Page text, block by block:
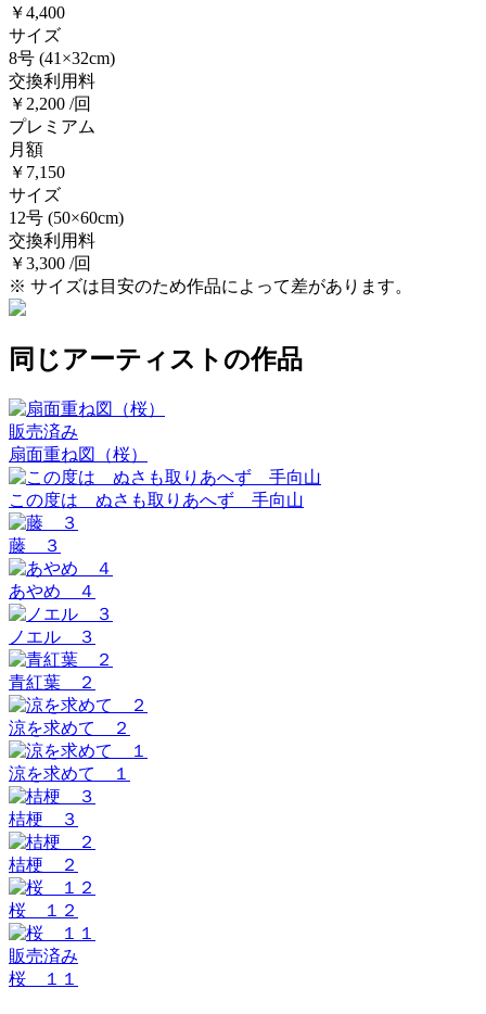
￥4,400
サイズ
8号 (41×32cm)
交換利用料
￥2,200 /回
プレミアム
月額
￥7,150
サイズ
12号 (50×60cm)
交換利用料
￥3,300 /回
※ サイズは目安のため作品によって差があります。
同じアーティストの作品
販売済み
扇面重ね図（桜）
この度は ぬさも取りあへず 手向山
藤 ３
あやめ ４
ノエル ３
青紅葉 ２
涼を求めて ２
涼を求めて １
桔梗 ３
桔梗 ２
桜 １２
販売済み
桜 １１